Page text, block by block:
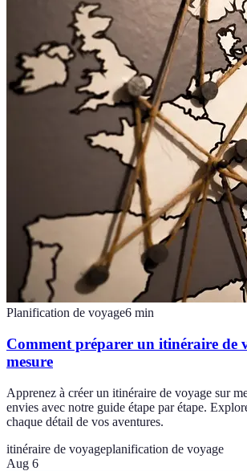
Planification de voyage6 min
Comment préparer un itinéraire de
mesure
Apprenez à créer un itinéraire de voyage sur
envies avec notre guide étape par étape.
chaque détail de vos aventures.
itinéraire de voyageplanification de voyage
Aug 6